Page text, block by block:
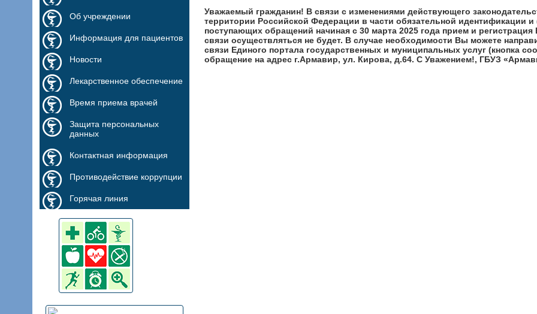
Об учреждении
Информация для пациентов
Новости
Лекарственное обеспечение
Время приема врачей
Защита персональных
данных
Контактная информация
Противодействие коррупции
Горячая линия
Уважаемый гражданин! В связи с изменениями действующего
территории Российской Федерации в части обязательной идентификации
поступающих обращений начиная с 30 марта 2025 года прием и
связи осуществляться не будет. В случае необходимости Вы можете
связи Единого портала государственных и муниципальных услуг (кнопка
обращение на адрес г.Армавир, ул. Кирова, д.64. С Уважением!, ГБУЗ